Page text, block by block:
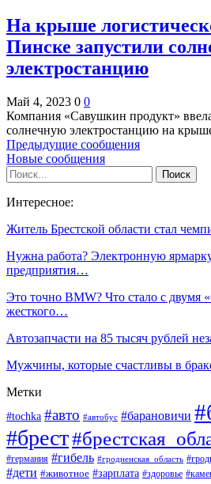
На крыше
Пинске запустили
электростанцию
Май 4, 2023 0 0
Компания «Савушкин продукт»
солнечную электростанцию на
Предыдущие сообщения
Новые сообщения
Интересное:
Житель Брестской области стал
Нужна работа? Электронную
предприятия…
Это точно BMW? Что стало с двумя
жесткого…
Автозапчасти на 85 тысяч рублей
Мужчины, которые счастливы в
Метки
#tochka #авто #автобус #барановичи
#брест
#германия #гибель #гродненская_область
#дети #животное #зарплата #здоровье